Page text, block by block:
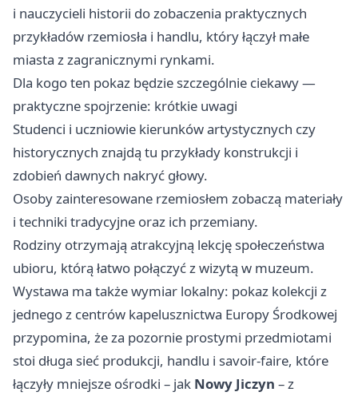
i nauczycieli historii do zobaczenia praktycznych
przykładów rzemiosła i handlu, który łączył małe
miasta z zagranicznymi rynkami.
Dla kogo ten pokaz będzie szczególnie ciekawy —
praktyczne spojrzenie: krótkie uwagi
Studenci i uczniowie kierunków artystycznych czy
historycznych znajdą tu przykłady konstrukcji i
zdobień dawnych nakryć głowy.
Osoby zainteresowane rzemiosłem zobaczą materiały
i techniki tradycyjne oraz ich przemiany.
Rodziny otrzymają atrakcyjną lekcję społeczeństwa
ubioru, którą łatwo połączyć z wizytą w muzeum.
Wystawa ma także wymiar lokalny: pokaz kolekcji z
jednego z centrów kapelusznictwa Europy Środkowej
przypomina, że za pozornie prostymi przedmiotami
stoi długa sieć produkcji, handlu i savoir‑faire, które
łączyły mniejsze ośrodki – jak Nowy Jiczyn – z